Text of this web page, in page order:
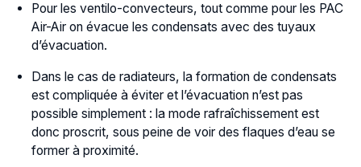
Pour les ventilo-convecteurs, tout comme pour les PAC
Air-Air on évacue les condensats avec des tuyaux
d’évacuation.
Dans le cas de radiateurs, la formation de condensats
est compliquée à éviter et l’évacuation n’est pas
possible simplement : la mode rafraîchissement est
donc proscrit, sous peine de voir des flaques d’eau se
former à proximité.